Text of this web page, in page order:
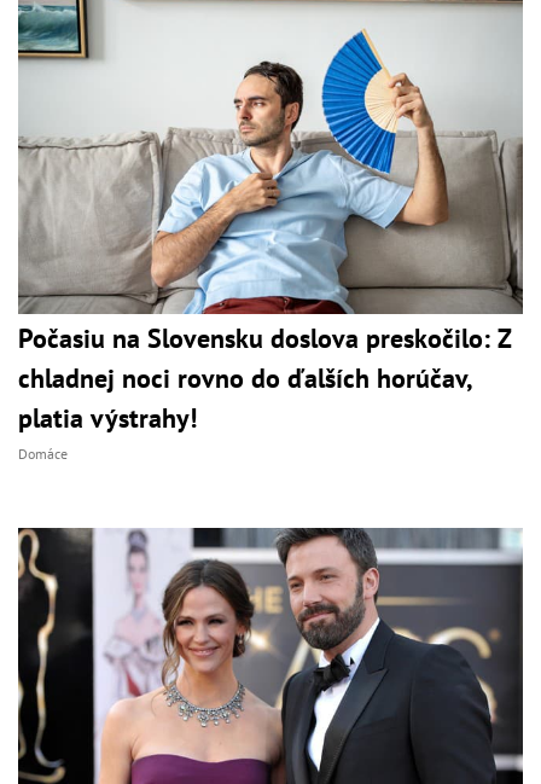
Počasiu na Slovensku doslova preskočilo: Z
chladnej noci rovno do ďalších horúčav,
platia výstrahy!
Domáce